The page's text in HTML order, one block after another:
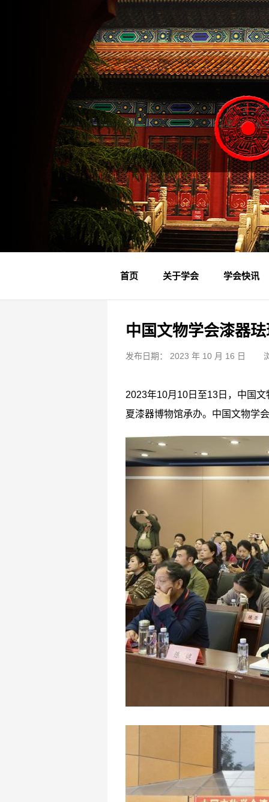
首页 关于学会
学会简介
章程制度
领导成员
理事名单
专家委员会
学术专家
学会会标
学会年鉴
学会快讯
学会动态
文物要闻
中国文物学会漆器
发布日期： 2023 年 10 月 16 日
2023年10月10日至13日，中国
夏漆器博物馆承办。中国文物学